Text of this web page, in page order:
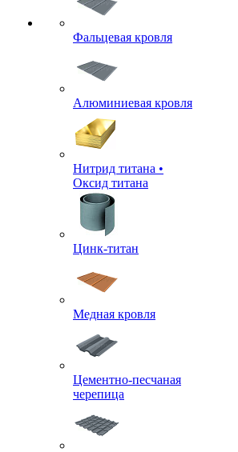
Фальцевая кровля
Алюминиевая кровля
Нитрид титана •
Оксид титана
Цинк-титан
Медная кровля
Цементно-песчаная
черепица